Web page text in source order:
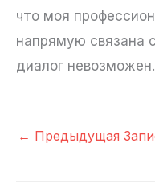
что моя
напрямую связана
диалог невозможен.
← Предыдущая